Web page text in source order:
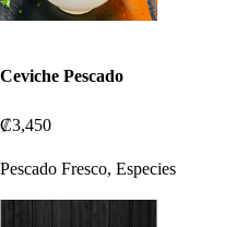
Ceviche Pescado
₡3,450
Pescado Fresco, Especies